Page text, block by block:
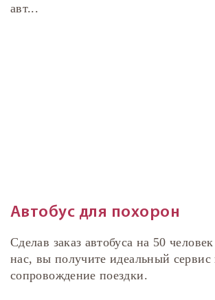
авт...
Автобус для похорон
Сделав заказ автобуса на 50
нас, вы получите идеальный
сопровождение поездки.